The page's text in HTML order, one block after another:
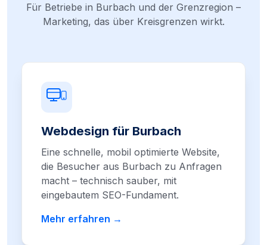
Für Betriebe in Burbach und der Grenzregion –
Marketing, das über Kreisgrenzen wirkt.
Webdesign für Burbach
Eine schnelle, mobil optimierte Website,
die Besucher aus Burbach zu Anfragen
macht – technisch sauber, mit
eingebautem SEO-Fundament.
Mehr erfahren →